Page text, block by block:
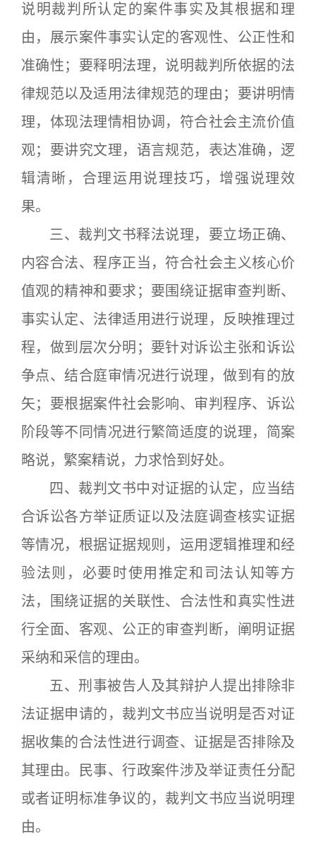
说明裁判所认定的案件事实及其根据和理
由，展示案件事实认定的客观性、公正性和
准确性；要释明法理，说明裁判所依据的法
律规范以及适用法律规范的理由；要讲明情
理，体现法理情相协调，符合社会主流价值
观；要讲究文理，语言规范，表达准确，逻
辑清晰，合理运用说理技巧，增强说理效
果。
三、裁判文书释法说理，要立场正确、
内容合法、程序正当，符合社会主义核心价
值观的精神和要求；要围绕证据审查判断、
事实认定、法律适用进行说理，反映推理过
程，做到层次分明；要针对诉讼主张和诉讼
争点、结合庭审情况进行说理，做到有的放
矢；要根据案件社会影响、审判程序、诉讼
阶段等不同情况进行繁简适度的说理，简案
略说，繁案精说，力求恰到好处。
四、裁判文书中对证据的认定，应当结
合诉讼各方举证质证以及法庭调查核实证据
等情况，根据证据规则，运用逻辑推理和经
验法则，必要时使用推定和司法认知等方
法，围绕证据的关联性、合法性和真实性进
行全面、客观、公正的审查判断，阐明证据
采纳和采信的理由。
五、刑事被告人及其辩护人提出排除非
法证据申请的，裁判文书应当说明是否对证
据收集的合法性进行调查、证据是否排除及
其理由。民事、行政案件涉及举证责任分配
或者证明标准争议的，裁判文书应当说明理
由。